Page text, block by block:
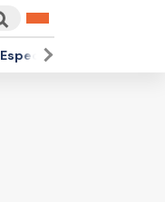
Espectáculos